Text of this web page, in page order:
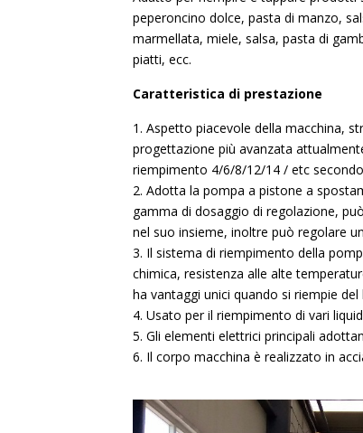
peperoncino dolce, pasta di manzo,
marmellata, miele, salsa, pasta di
piatti, ecc.
Caratteristica di prestazione
1. Aspetto piacevole della macchina,
progettazione più avanzata
riempimento 4/6/8/12/14 / etc
2. Adotta la pompa a pistone a
gamma di dosaggio di regolazione,
nel suo insieme, inoltre può regolare
3. Il sistema di riempimento della
chimica, resistenza alle alte
ha vantaggi unici quando si riempie
4. Usato per il riempimento di vari
5. Gli elementi elettrici principali
6. Il corpo macchina è realizzato in